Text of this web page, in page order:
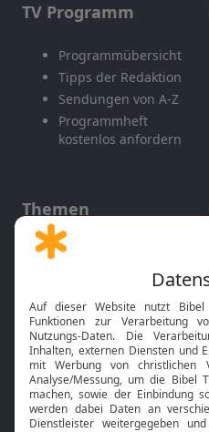
TV Programm
Programmübersicht
Tipps der Redaktion
Sendungen von A-Z
Programmheft
kostenlos anfordern
Themen
Gott und Bibel erklärt
Neuigkeiten